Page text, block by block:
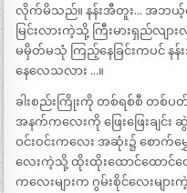
လိုက်မိသည်။ နန်းအီတူး… အဘယ့်က
မြင်းလားကဲ့သို့ ကြီးမားရှည်လ
မမှိတ်မသုံ ကြည့်နေခြင်းကပင် နန်း
နေလေသလား …။
ခါးစည်းကြိုးကို တစ်ရစ်စီ တစ်ပတ်
အနက်ကလေးကို ဖြေးဖြေးချင်း
ဝင်းဝင်းကလေး အဆုံး၌ စောက်မွှေ
လေးကဲ့သို့ ထိုးထိုးထောင်ထောင်လ
ကလေးများက ဂွမ်းစိုင်လေးမျ